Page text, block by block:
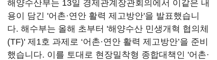
해양수산부는 13일 경제관계장관회의에서 이같은 내
용이 담긴 '어촌·연안 활력 제고방안'을 발표했습니
다. 해수부는 올해 초부터 '해양수산 민생개혁 협의체
(TF)' 제1호 과제로 ‘어촌·연안 활력 제고방안’을 준비
했습니다. 이를 토대로 현장밀착형 종합대책인 '어촌·